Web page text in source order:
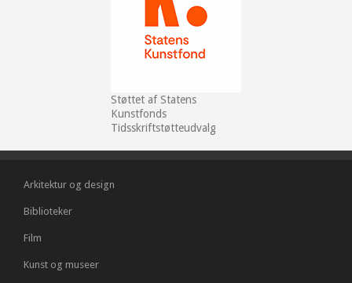
Støttet af Statens
Kunstfonds
Tidsskriftstøtteudvalg
Arkitektur og design
Biblioteker
Film
Kunst og museer